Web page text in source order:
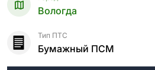
Вологда
Тип ПТС
Бумажный ПСМ